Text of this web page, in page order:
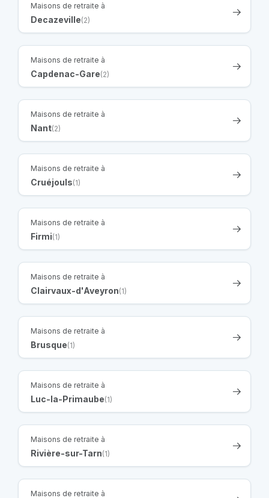
Maisons de retraite à
Decazeville(2)
Maisons de retraite à
Capdenac-Gare(2)
Maisons de retraite à
Nant(2)
Maisons de retraite à
Cruéjouls(1)
Maisons de retraite à
Firmi(1)
Maisons de retraite à
Clairvaux-d'Aveyron(1)
Maisons de retraite à
Brusque(1)
Maisons de retraite à
Luc-la-Primaube(1)
Maisons de retraite à
Rivière-sur-Tarn(1)
Maisons de retraite à